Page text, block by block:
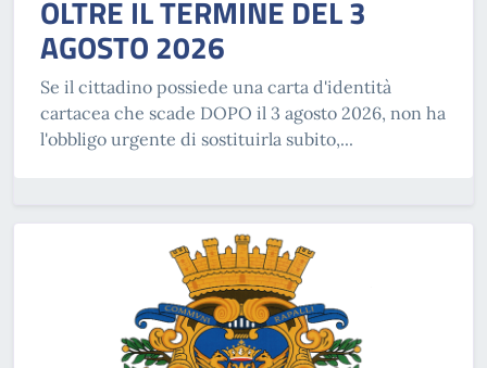
OLTRE IL TERMINE DEL 3
AGOSTO 2026
Se il cittadino possiede una carta d'identità
cartacea che scade DOPO il 3 agosto 2026, non ha
l'obbligo urgente di sostituirla subito,...